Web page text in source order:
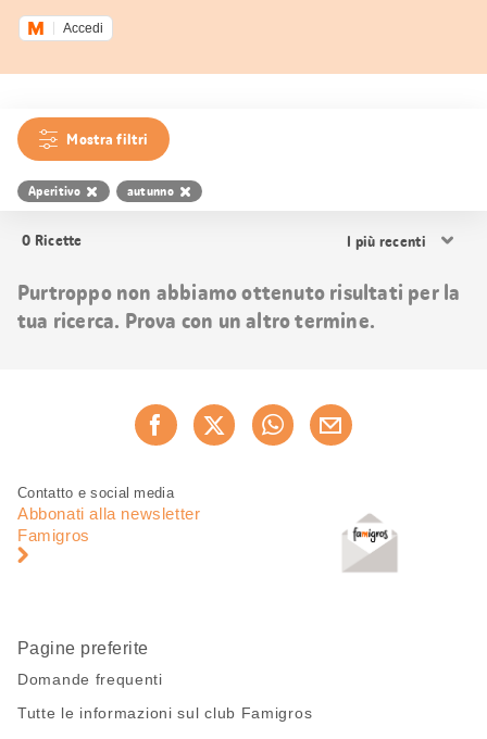
Accedi
Mostra filtri
Aperitivo autunno
0 Ricette
i
Purtroppo non abbiamo ottenuto risultati per la
tua ricerca. Prova con un altro termine.
Consiglia ora
Piè
pagina
Navigazione
pagina
Contatto e social media
Abbonati alla newsletter
Famigros
Pagine preferite
Domande frequenti
Tutte le informazioni sul club Famigros